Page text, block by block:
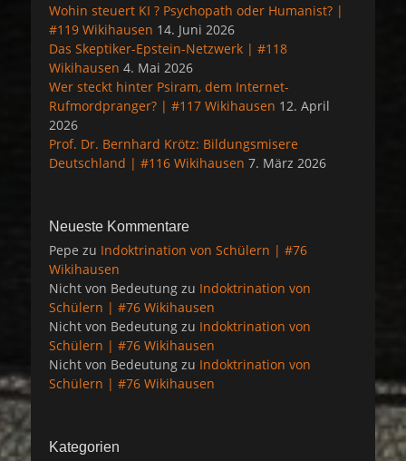
Wohin steuert KI ? Psychopath oder Humanist? |
#119 Wikihausen 14. Juni 2026
Das Skeptiker-Epstein-Netzwerk | #118
Wikihausen 4. Mai 2026
Wer steckt hinter Psiram, dem Internet-
Rufmordpranger? | #117 Wikihausen 12. April
2026
Prof. Dr. Bernhard Krötz: Bildungsmisere
Deutschland | #116 Wikihausen 7. März 2026
Neueste Kommentare
Pepe zu Indoktrination von Schülern | #76
Wikihausen
Nicht von Bedeutung zu Indoktrination von
Schülern | #76 Wikihausen
Nicht von Bedeutung zu Indoktrination von
Schülern | #76 Wikihausen
Nicht von Bedeutung zu Indoktrination von
Schülern | #76 Wikihausen
Kategorien